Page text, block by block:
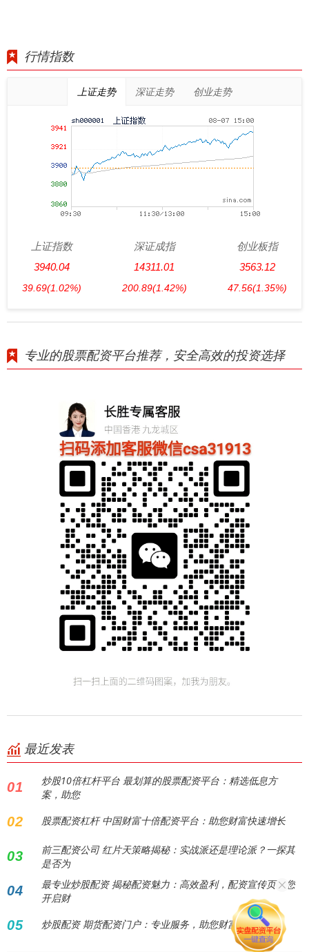
行情指数
上证走势 深证走势 创业走势
上证指数
3940.04
39.69(1.02%)
深证成指
14311.01
200.89(1.42%)
创业板指
3563.12
47.56(1.35%)
专业的股票配资平台推荐，安全高效的投资选择
最近发表
01
炒股10倍杠杆平台 最划算的股票配资平台：精选低息方
案，助您
02 股票配资杠杆 中国财富十倍配资平台：助您财富快速增长
03
前三配资公司 红片天策略揭秘：实战派还是理论派？一探其
是否为
04
最专业炒股配资 揭秘配资魅力：高效盈利，配资宣传页助您
开启财
05 炒股配资 期货配资门户：专业服务，助您财富增长